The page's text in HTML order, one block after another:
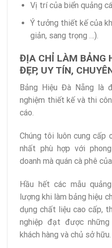
Vị trí của biển quảng
Ý tưởng thiết kế của
giản, sang trọng …).
ĐỊA CHỈ LÀM BẢNG
ĐẸP, UY TÍN,
Bảng Hiệu Đà Nẵng là
nghiệm thiết kế và thi
cáo.
Chúng tôi luôn cung
nhất phù hợp với
doanh mà quán cà phê
Hầu hết các mẫu
lượng khi làm bảng hiệu
dụng chất liệu cao cấp,
nghiệp đạt được
khách hàng và chủ sở hữu.